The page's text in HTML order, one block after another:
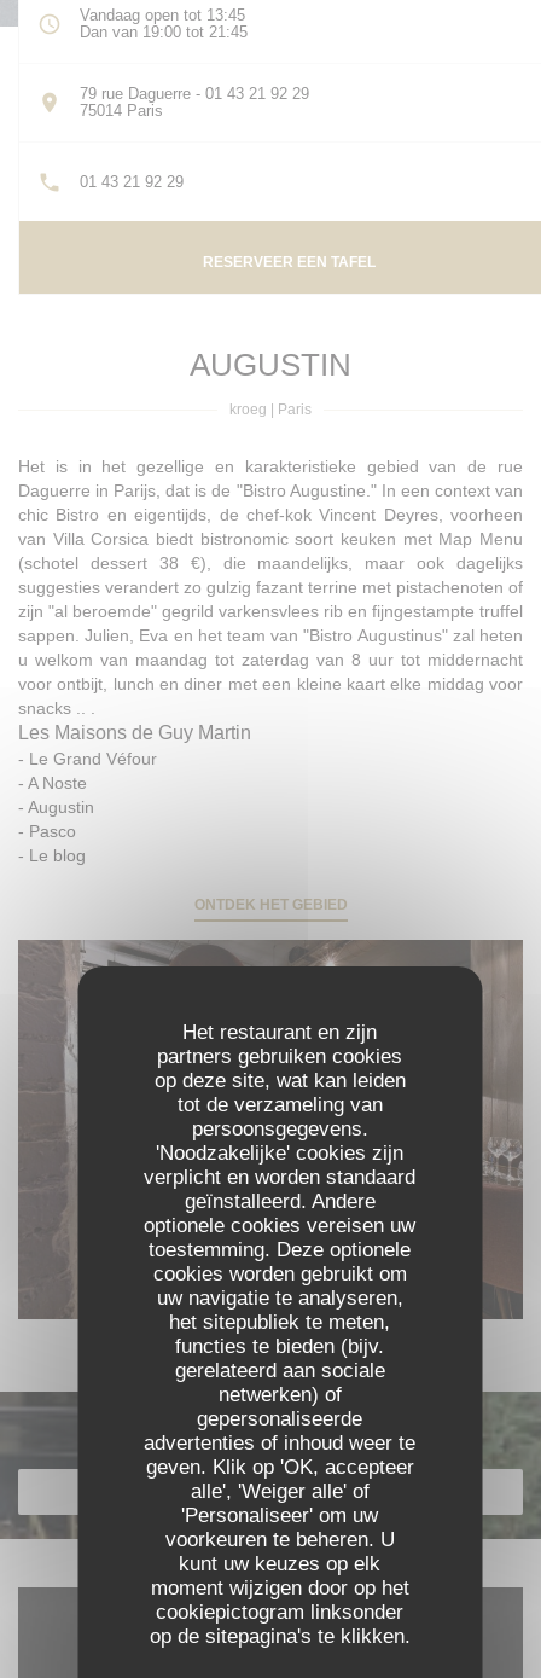
Het restaurant en zijn
partners gebruiken cookies
op deze site, wat kan leiden
tot de verzameling van
persoonsgegevens.
'Noodzakelijke' cookies zijn
verplicht en worden standaard
geïnstalleerd. Andere
optionele cookies vereisen uw
toestemming. Deze optionele
cookies worden gebruikt om
uw navigatie te analyseren,
het sitepubliek te meten,
functies te bieden (bijv.
gerelateerd aan sociale
netwerken) of
gepersonaliseerde
advertenties of inhoud weer te
geven. Klik op 'OK, accepteer
alle', 'Weiger alle' of
'Personaliseer' om uw
voorkeuren te beheren. U
kunt uw keuzes op elk
moment wijzigen door op het
cookiepictogram linksonder
op de sitepagina's te klikken.
Vandaag open tot 13:45
Dan van 19:00 tot 21:45
79 rue Daguerre - 01 43 21 92 29
75014 Paris
01 43 21 92 29
RESERVEER EEN TAFEL
AUGUSTIN
kroeg Paris
Het is in het gezellige en karakteristieke gebied van de rue
Daguerre in Parijs, dat is de "Bistro Augustine." In een context van
chic Bistro en eigentijds, de chef-kok Vincent Deyres, voorheen
van Villa Corsica biedt bistronomic soort keuken met Map Menu
(schotel dessert 38 €), die maandelijks, maar ook dagelijks
suggesties verandert zo gulzig fazant terrine met pistachenoten of
zijn "al beroemde" gegrild varkensvlees rib en fijngestampte truffel
sappen. Julien, Eva en het team van "Bistro Augustinus" zal heten
u welkom van maandag tot zaterdag van 8 uur tot middernacht
voor ontbijt, lunch en diner met een kleine kaart elke middag voor
snacks .. .
Les Maisons de Guy Martin
- Le Grand Véfour
- A Noste
- Augustin
- Pasco
- Le blog
ONTDEK HET GEBIED
Ontdek ons menu
ONTDEK ONS MENU